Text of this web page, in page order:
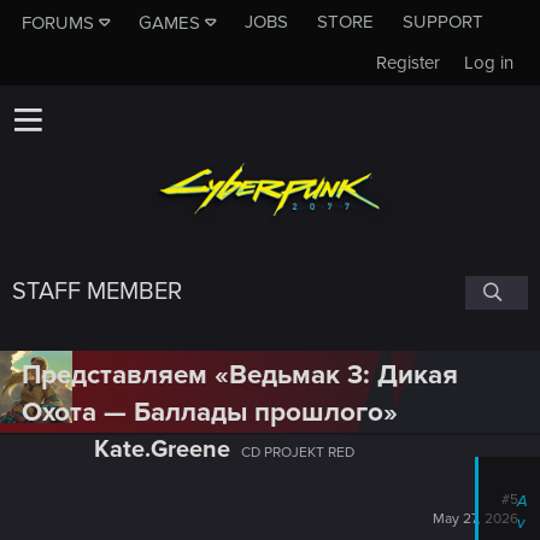
FORUMS GAMES JOBS STORE
SUPPORT
Log in
Register
STAFF MEMBER
Представляем «Ведьмак 3: Дикая
Охота — Баллады прошлого»
Kate.Greene CD PROJEKT RED
#5
May 27, 2026
A
v